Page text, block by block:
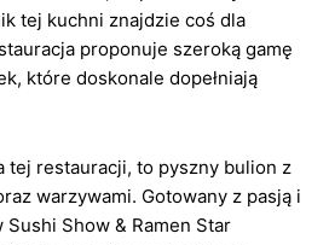
tej kuchni znajdzie coś dla
proponuje szeroką gamę
które doskonale dopełniają
tej restauracji, to pyszny bulion z
warzywami. Gotowany z pasją i
Show & Ramen Star